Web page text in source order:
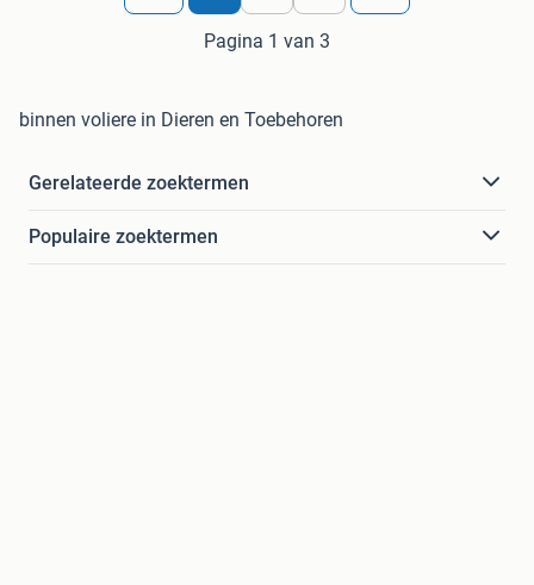
Pagina 1 van 3
binnen voliere in Dieren en Toebehoren
Gerelateerde zoektermen
Populaire zoektermen